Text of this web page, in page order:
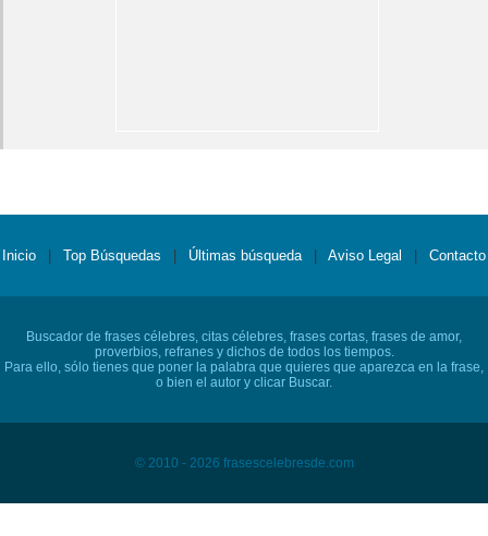
Inicio Top Búsquedas Últimas búsqueda Aviso Legal Contacto
Buscador de frases célebres, citas célebres, frases cortas, frases de amor,
proverbios, refranes y dichos de todos los tiempos.
Para ello, sólo tienes que poner la palabra que quieres que aparezca en la frase,
o bien el autor y clicar Buscar.
© 2010 - 2026 frasescelebresde.com